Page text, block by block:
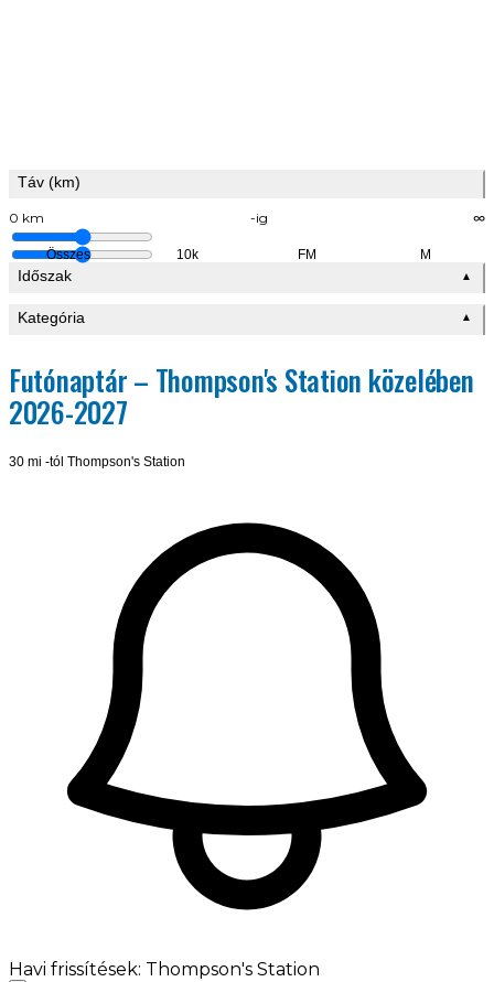
Táv (km)
0 km -ig ∞
Összes 10k FM M
Időszak ▲
Kategória ▲
Futónaptár – Thompson's Station közelében
2026-2027
30 mi -tól Thompson's Station
Havi frissítések: Thompson's Station